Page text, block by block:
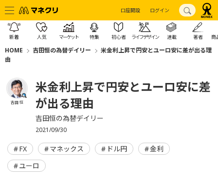
口座開設 ログイン
新着 人気 マーケット 特集 初心者 ライフデザイン 連載 著者 商
HOME 吉田恒の為替デイリー
米金利上昇で円安とユーロ安に差が出る理
由
吉田 恒
米金利上昇で円安とユーロ安に差
が出る理由
吉田恒の為替デイリー
2021/09/30
FX マネックス ドル円
金利
ユーロ